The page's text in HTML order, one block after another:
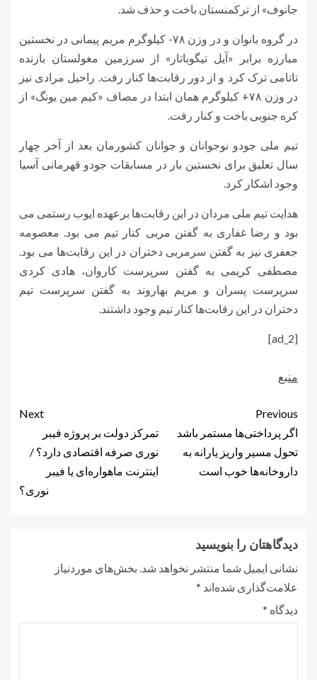
جانوف» از ترکمنستان باخت و حذف شد.
در گروه بانوان و در وزن ۷۸- کیلوگرم مریم پیمانی در نخستین
مبارزه برابر «آیل تیگوباتار » از سرزمین مغولستان بازنده
تاتامی ترک کرد و از دور رقابت‌ها کنار رفت. راحیل مرادی نیز
در وزن ۷۸+ کیلوگرم همان ابتدا در مصاف «کیم مین
یونگ» از
کره جنوبی باخت و کنار رفت.
تیم ملی جودو نوجوانان و جوانان کشورمان بعد از آخر چهار
سال تعلیق برای نخستین بار در مسابقات جودو قهرمانی آسیا
وجود اشکار کرد.
هدایت تیم ملی مردان در این رقابت‌ها برعهده ایوب رستمی می
بود و رضا غفاری به گفتن مربی کنار تیم می بود. معصومه
جعفری نیز به گفتن سرمربی دختران در این رقابت‌ها می بود.
مصطفی کریمی به گفتن سرپرست کاروان، هادی کردی
سرپرست پسران و مریم بهاروند به گفتن سرپرست تیم
دختران در این رقابت‌ها کنار تیم وجود داشتند.
[ad_2]
منبع
Previous
اگر پرداختی‌ها مستمر باشد
تحول مسیر واریز یارانه به
داروخانه‌ها خوب است
Next
تمرکز دولت بر پروژه فیبر
نوری صرفه اقتصادی دارد؟ /
اینترنت ماهواره‌ای یا فیبر
نوری؟
دیدگاهتان را بنویسید
نشانی ایمیل شما منتشر نخواهد شد. بخش‌های موردنیاز
علامت‌گذاری شده‌اند *
دیدگاه *